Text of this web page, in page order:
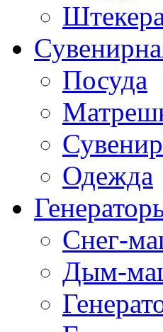
Посуда
Одежда
Снег-
Дым-